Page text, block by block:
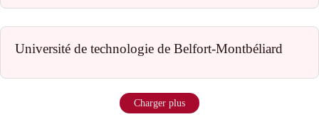
Université de technologie de Belfort-Montbéliard
Charger plus